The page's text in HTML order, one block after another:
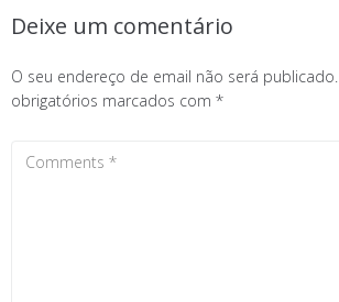
Deixe um comentário
O seu endereço de email não será publicado.
obrigatórios marcados com *